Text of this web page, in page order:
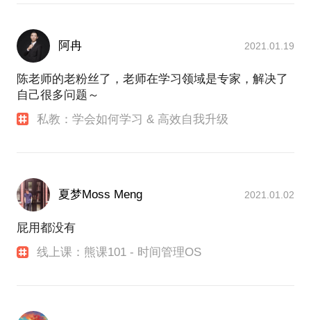
安塞尔·亚当斯的摄影作品、里尔克的诗、梵高的画
作、黑格尔的美学三卷本、尼采的查拉图斯特拉，一
直鼓舞心灵。家中书房超过3,000册藏书，常翻常新，
因为他知道知识绝对不在于数量和体积，而在于耐心
和积累，在于每一天学习进步一点点，就像书是一本
一本买，买来后是一页一页看。他读了十几年圣经，
他的网名叫Howie_Serious。朋友们都说人如其名，
因为他除了真诚和善之外，另一个特点是不活泼，看
起来「serious」。但他私下里有点搞笑并不无聊。高
效学习、时间管理和知识管理是他确定的课程主题，
阿冉 2021.01.19
陈老师的老粉丝了，老师在学习领域是专家，解决了
自己很多问题～
私教：学会如何学习 & 高效自我升级
夏梦Moss Meng 2021.01.02
屁用都没有
线上课：熊课101 - 时间管理OS